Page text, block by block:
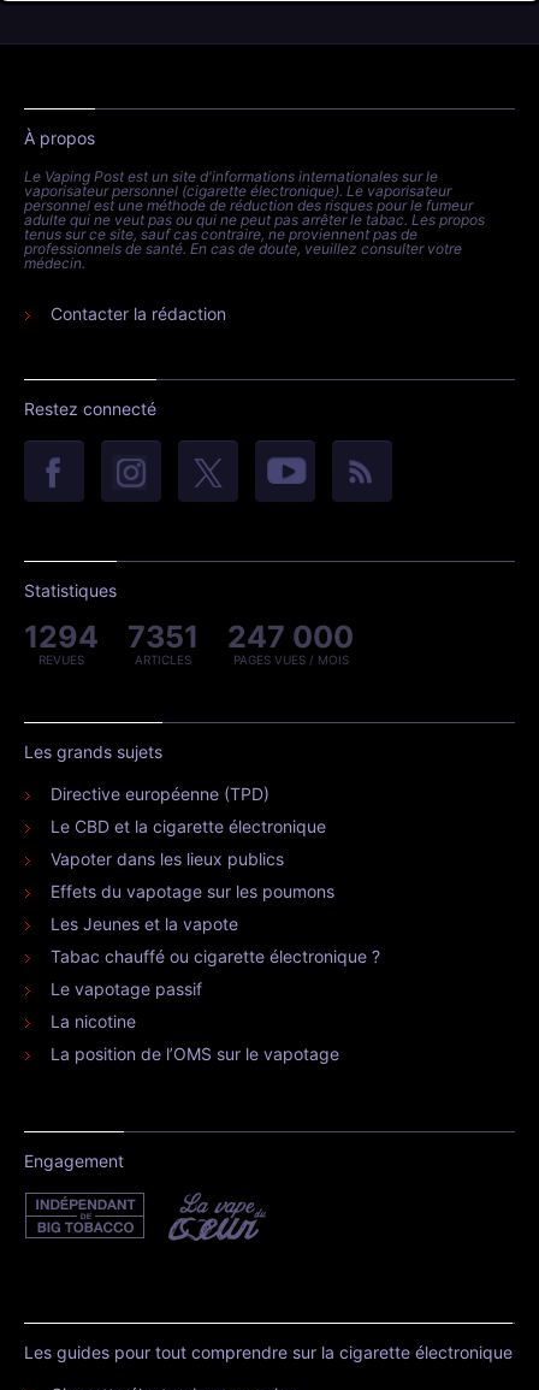
À propos
Le Vaping Post est un site d'informations internationales sur le
vaporisateur personnel (cigarette électronique). Le vaporisateur
personnel est une méthode de réduction des risques pour le fumeur
adulte qui ne veut pas ou qui ne peut pas arrêter le tabac. Les propos
tenus sur ce site, sauf cas contraire, ne proviennent pas de
professionnels de santé. En cas de doute, veuillez consulter votre
médecin.
Contacter la rédaction
Restez connecté
Statistiques
1294
REVUES
7351
ARTICLES
247 000
PAGES VUES / MOIS
Les grands sujets
Directive européenne (TPD)
Le CBD et la cigarette électronique
Vapoter dans les lieux publics
Effets du vapotage sur les poumons
Les Jeunes et la vapote
Tabac chauffé ou cigarette électronique ?
Le vapotage passif
La nicotine
La position de l’OMS sur le vapotage
Engagement
Les guides pour tout comprendre sur la cigarette électronique